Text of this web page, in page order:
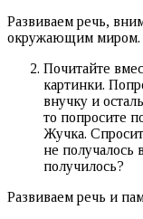
Развиваем речь,
окружающим миром.
Почитайте
картинки.
внучку и
то попросите
Жучка.
не получалось
получилось?
Развиваем речь и